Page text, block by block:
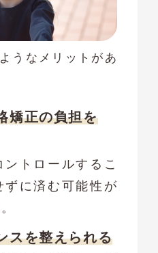
うなメリットがあ
矯正の負担を
トロールするこ
ずに済む可能性が
スを整えられる